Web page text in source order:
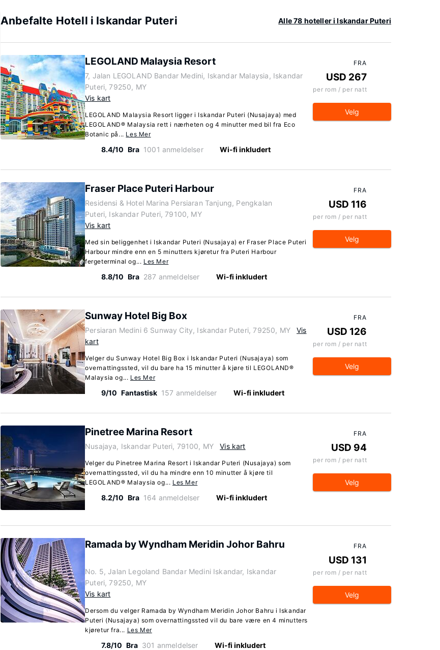
Anbefalte Hotell i Iskandar Puteri Alle 78 hoteller i Iskandar Puteri
LEGOLAND Malaysia Resort
7, Jalan LEGOLAND Bandar Medini, Iskandar Malaysia, Iskandar
Puteri, 79250, MY
Vis kart
LEGOLAND Malaysia Resort ligger i Iskandar Puteri (Nusajaya) med
LEGOLAND® Malaysia rett i nærheten og 4 minutter med bil fra Eco
Botanic på... Les Mer
8.4/10 Bra 1001 anmeldelser Wi-fi inkludert
FRA
USD 267
per rom / per natt
Velg
Fraser Place Puteri Harbour
Residensi & Hotel Marina Persiaran Tanjung, Pengkalan
Puteri, Iskandar Puteri, 79100, MY
Vis kart
Med sin beliggenhet i Iskandar Puteri (Nusajaya) er Fraser Place Puteri
Harbour mindre enn en 5 minutters kjøretur fra Puteri Harbour
fergeterminal og... Les Mer
8.8/10 Bra 287 anmeldelser Wi-fi inkludert
FRA
USD 116
per rom / per natt
Velg
Sunway Hotel Big Box
Persiaran Medini 6 Sunway City, Iskandar Puteri, 79250, MY
Vis
kart
Velger du Sunway Hotel Big Box i Iskandar Puteri (Nusajaya) som
overnattingssted, vil du bare ha 15 minutter å kjøre til LEGOLAND®
Malaysia og... Les Mer
9/10 Fantastisk 157 anmeldelser Wi-fi inkludert
FRA
USD 126
per rom / per natt
Velg
Pinetree Marina Resort
Nusajaya, Iskandar Puteri, 79100, MY Vis kart
Velger du Pinetree Marina Resort i Iskandar Puteri (Nusajaya) som
overnattingssted, vil du ha mindre enn 10 minutter å kjøre til
LEGOLAND® Malaysia og... Les Mer
8.2/10 Bra 164 anmeldelser Wi-fi inkludert
FRA
USD 94
per rom / per natt
Velg
Ramada by Wyndham Meridin Johor Bahru
No. 5, Jalan Legoland Bandar Medini Iskandar, Iskandar
Puteri, 79250, MY
Vis kart
Dersom du velger Ramada by Wyndham Meridin Johor Bahru i Iskandar
Puteri (Nusajaya) som overnattingssted vil du bare være en 4 minutters
kjøretur fra... Les Mer
7.8/10 Bra 301 anmeldelser Wi-fi inkludert
FRA
USD 131
per rom / per natt
Velg